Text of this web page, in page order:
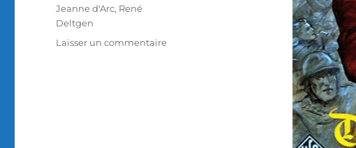
Jeanne d'Arc, René
Deltgen
Laisser un commentairesur